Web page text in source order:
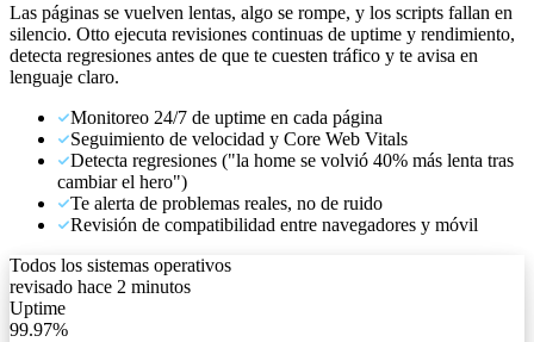
Las páginas se vuelven lentas, algo se rompe, y los scripts fallan en
silencio. Otto ejecuta revisiones continuas de uptime y rendimiento,
detecta regresiones antes de que te cuesten tráfico y te avisa en
lenguaje claro.
Monitoreo 24/7 de uptime en cada página
Seguimiento de velocidad y Core Web Vitals
Detecta regresiones ("la home se volvió 40% más lenta tras
cambiar el hero")
Te alerta de problemas reales, no de ruido
Revisión de compatibilidad entre navegadores y móvil
Todos los sistemas operativos
revisado hace 2 minutos
Uptime
99.97%